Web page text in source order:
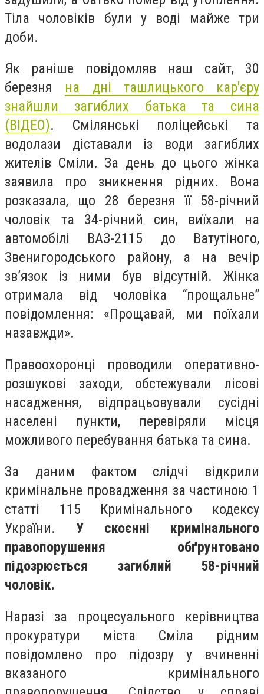
Тіла чоловіків були у воді майже три
доби.
Як раніше повідомляв наш сайт, 30
березня на дні ташлицького кар'єру
знайшли загиблих батька та сина
(ВІДЕО). Смілянські поліцейські та
водолази діставали із води загиблих
жителів Сміли. За день до цього жінка
заявила про зникнення рідних. Вона
розказала, що 28 березня її 58-річний
чоловік та 34-річний син, виїхали на
автомобілі ВАЗ-2115 до Ватутіного,
Звенигородського району, а на вечір
зв’язок із ними був відсутній. Жінка
отримала від чоловіка “прощальне”
повідомлення: «Прощавай, ми поїхали
назавжди».
Правоохоронці проводили оперативно-
розшукові заходи, обстежували лісові
насадження, відпрацьовували сусідні
населені пункти, перевіряли місця
можливого перебування батька та сина.
За даним фактом слідчі відкрили
кримінальне провадження за частиною 1
статті 115 Кримінального кодексу
України. У скоєнні кримінального
правопорушення обґрунтовано
підозрюється загиблий 58-річний
чоловік.
Наразі за процесуального керівництва
прокуратури міста Сміла рідним
повідомлено про підозру у вчиненні
вказаного кримінального